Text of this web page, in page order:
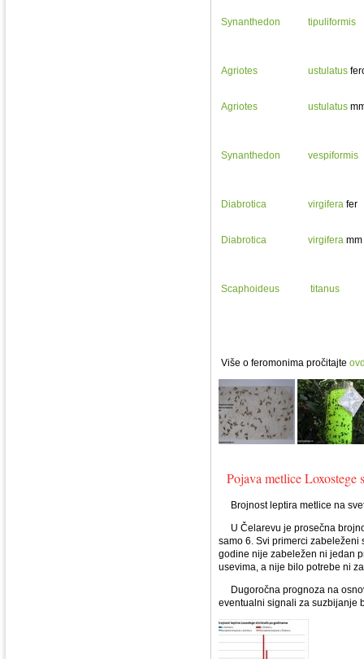
Synanthedon tipuliformis
Agriotes ustulatus
Agriotes ustulatus
Synanthedon vespiformis
Diabrotica virgifera fer
Diabrotica virgifera mm
Scaphoideus titanus
Više o feromonima pročitajte
Pojava metlice
Brojnost leptira metlice na
U Čelarevu je prosečna
samo 6. Svi primerci zabeleženi
godine nije zabeležen ni jedan
usevima, a nije bilo potrebe ni
Dugoročna prognoza na
eventualni signali za suzbijanje